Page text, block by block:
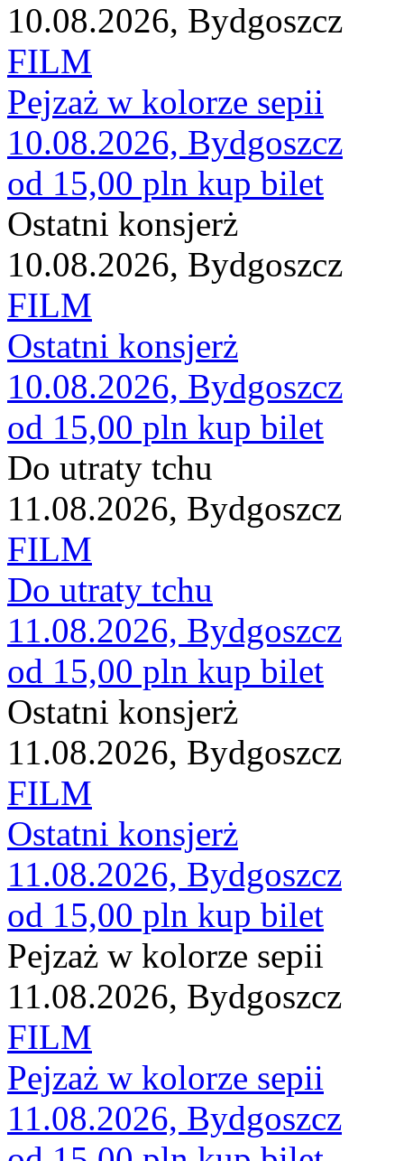
10.08.2026, Bydgoszcz
FILM
Pejzaż w kolorze sepii
10.08.2026, Bydgoszcz
od 15,00 pln kup bilet
Ostatni konsjerż
10.08.2026, Bydgoszcz
FILM
Ostatni konsjerż
10.08.2026, Bydgoszcz
od 15,00 pln kup bilet
Do utraty tchu
11.08.2026, Bydgoszcz
FILM
Do utraty tchu
11.08.2026, Bydgoszcz
od 15,00 pln kup bilet
Ostatni konsjerż
11.08.2026, Bydgoszcz
FILM
Ostatni konsjerż
11.08.2026, Bydgoszcz
od 15,00 pln kup bilet
Pejzaż w kolorze sepii
11.08.2026, Bydgoszcz
FILM
Pejzaż w kolorze sepii
11.08.2026, Bydgoszcz